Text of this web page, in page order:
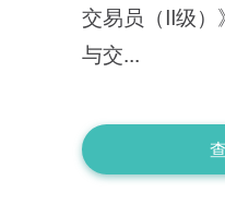
交易员（II级
与交...